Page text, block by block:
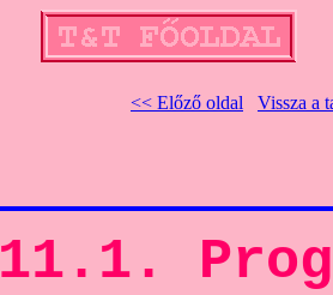
<< Előző oldal Vissza a
11.1.